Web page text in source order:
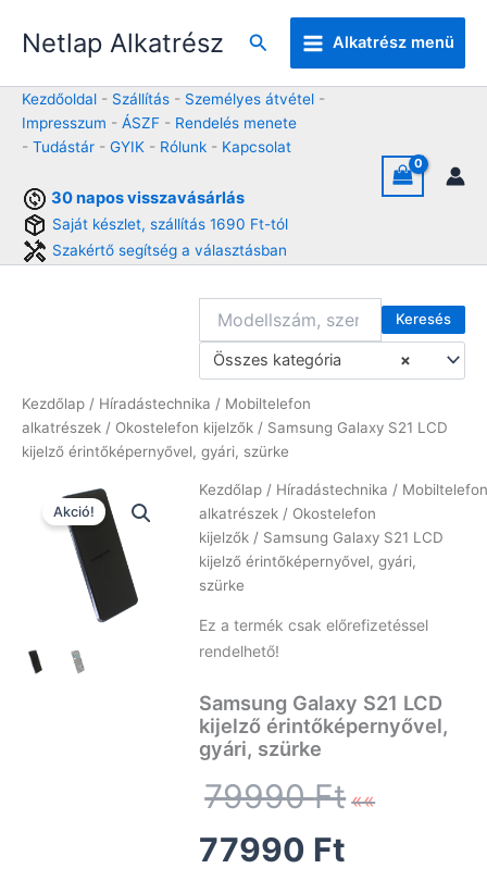
Netlap Alkatrész Keresés Alkatrész menü
Kezdőoldal - Szállítás - Személyes átvétel -
Impresszum - ÁSZF - Rendelés menete
- Tudástár - GYIK - Rólunk - Kapcsolat
30 napos visszavásárlás
Saját készlet, szállítás 1690 Ft-tól
Szakértő segítség a választásban
Keresés
×
Összes kategória
Kezdőlap / Híradástechnika / Mobiltelefon
alkatrészek / Okostelefon kijelzők / Samsung Galaxy S21 LCD
kijelző érintőképernyővel, gyári, szürke
Akció!
Kezdőlap / Híradástechnika /
alkatrészek / Okostelefon
kijelzők / Samsung Galaxy S21 LCD
kijelző érintőképernyővel, gyári,
szürke
Ez a termék csak előrefizetéssel
rendelhető!
Samsung Galaxy S21 LCD
kijelző érintőképernyővel,
gyári, szürke
79990Ft
77990 Ft